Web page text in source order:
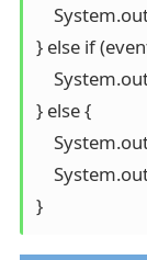
} else if
} else {
}